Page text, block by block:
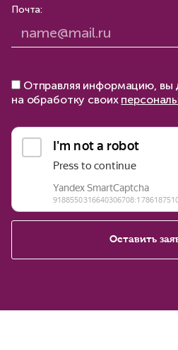
Почта:
Отправляя информацию, вы
на обработку своих
Оставить